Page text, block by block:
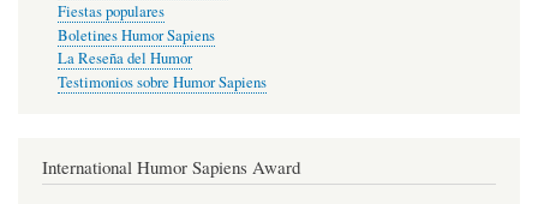
Fiestas populares
Boletines Humor Sapiens
La Reseña del Humor
Testimonios sobre Humor Sapiens
International Humor Sapiens Award